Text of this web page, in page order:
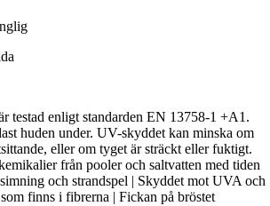
testad enligt standarden EN 13758-1 +A1.
huden under. UV-skyddet kan minska om
eller om tyget är sträckt eller fuktigt.
från pooler och saltvatten med tiden
och strandspel | Skyddet mot UVA och
finns i fibrerna | Fickan på bröstet